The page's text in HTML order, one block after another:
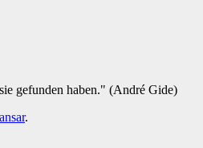
gefunden haben." (André Gide)
.